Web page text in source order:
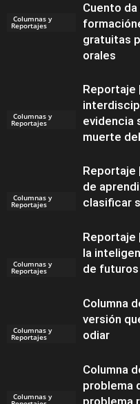
Columnas y
Reportajes
Cuento
gratuitas
orales
Columnas y
Reportajes
Reportaje
evidencia
muerte
Columnas y
Reportajes
Reportaje
de
clasificar
Columnas y
Reportajes
Reportaje
la
de
Columnas y
Reportajes
Columna
versión
odiar
Columnas y
Columna
problema